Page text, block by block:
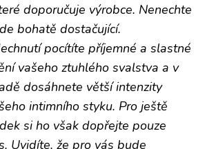
doporučuje výrobce. Nenechte
bohatě dostačující.
pocítíte příjemné a slastné
vašeho ztuhlého svalstva a v
dosáhnete větší intenzity
intimního styku. Pro ještě
si ho však dopřejte pouze
Uvidíte, že pro vás bude